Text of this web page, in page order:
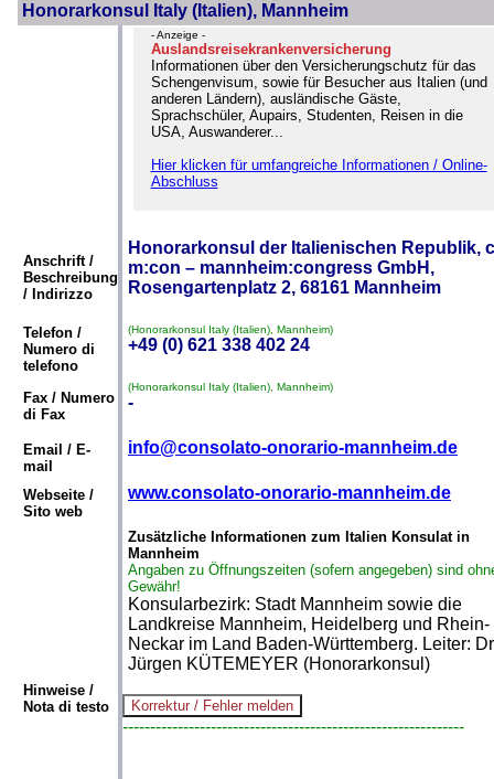
Honorarkonsul Italy (Italien), Mannheim
- Anzeige -
Auslandsreisekrankenversicherung
Informationen über den Versicherungschutz für das
Schengenvisum, sowie für Besucher aus Italien (und
anderen Ländern), ausländische Gäste,
Sprachschüler, Aupairs, Studenten, Reisen in die
USA, Auswanderer...
Hier klicken für umfangreiche Informationen / Online-
Abschluss
Anschrift /
Beschreibung
/ Indirizzo
Honorarkonsul der Italienischen Republik,
m:con – mannheim:congress GmbH,
Rosengartenplatz 2, 68161 Mannheim
Telefon /
Numero di
telefono
(Honorarkonsul Italy (Italien), Mannheim)
+49 (0) 621 338 402 24
Fax / Numero
di Fax
(Honorarkonsul Italy (Italien), Mannheim)
-
Email / E-
mail
info@consolato-onorario-mannheim.de
Webseite /
Sito web
www.consolato-onorario-mannheim.de
Hinweise /
Nota di testo
Zusätzliche Informationen zum Italien Konsulat in
Mannheim
Angaben zu Öffnungszeiten (sofern angegeben) sind
Gewähr!
Konsularbezirk: Stadt Mannheim sowie die
Landkreise Mannheim, Heidelberg und Rhein-
Neckar im Land Baden-Württemberg. Leiter:
Jürgen KÜTEMEYER (Honorarkonsul)
--------------------------------------------------------------